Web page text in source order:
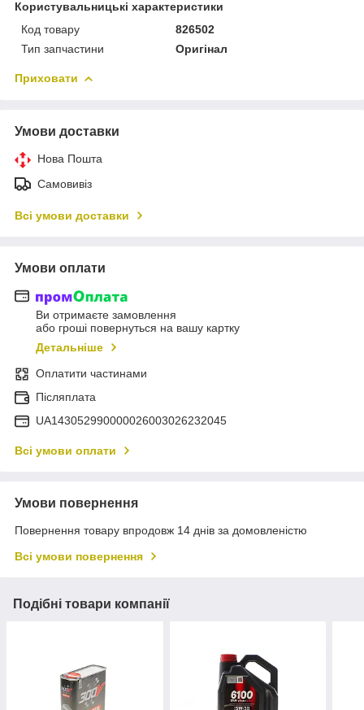
Користувальницькі характеристики
Код товару
826502
Тип запчастини
Оригінал
Приховати
Умови доставки
Нова Пошта
Самовивіз
Всі умови доставки
Умови оплати
Ви отримаєте замовлення
або гроші повернуться на вашу картку
Детальніше
Оплатити частинами
Післяплата
UA143052990000026003026232045
Всі умови оплати
Умови повернення
Повернення товару впродовж 14 днів за домовленістю
Всі умови повернення
Подібні товари компанії